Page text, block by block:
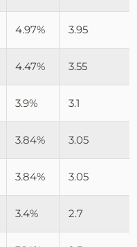
4.97% 3.95
4.47% 3.55
3.9% 3.1
3.84% 3.05
3.84% 3.05
3.4% 2.7